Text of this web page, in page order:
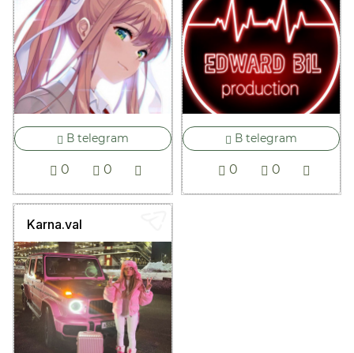
В telegram
0 0
В telegram
0 0
Karna.val